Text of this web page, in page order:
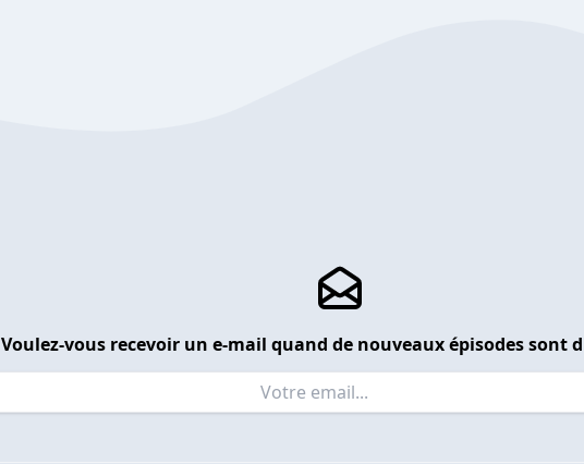
Voulez-vous recevoir un e-mail quand de nouveaux épisodes sont